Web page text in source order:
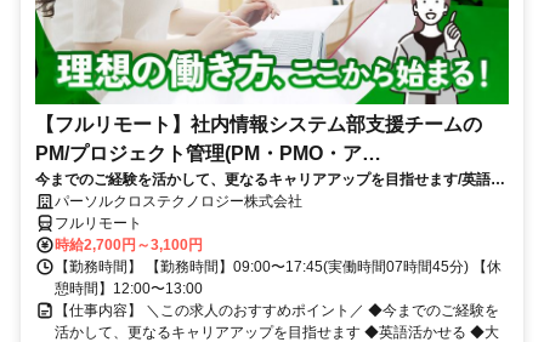
【フルリモート】社内情報システム部支援チームの
PM/プロジェクト管理(PM・PMO・ア
シ)_N260774362
今までのご経験を活かして、更なるキャリアアップを目指せます/英語活
かせる/大手通信会社勤務/フルリモートワーク/10月スタート
パーソルクロステクノロジー株式会社
フルリモート
時給2,700円～3,100円
【勤務時間】 【勤務時間】09:00〜17:45(実働時間07時間45分) 【休
憩時間】12:00〜13:00
【仕事内容】 ＼この求人のおすすめポイント／ ◆今までのご経験を
活かして、更なるキャリアアップを目指せます ◆英語活かせる ◆大